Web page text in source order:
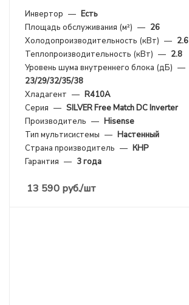
Инвертор — Есть
Площадь обслуживания (м²) — 26
Холодопроизводительность (кВт) — 2.6
Теплопроизводительность (кВт) — 2.8
Уровень шума внутреннего блока (дБ) —
23/29/32/35/38
Хладагент — R410A
Серия — SILVER Free Match DC Inverter
Производитель — Hisense
Тип мультисистемы — Настенный
Страна производитель — КНР
Гарантия — 3 года
13 590 руб./шт